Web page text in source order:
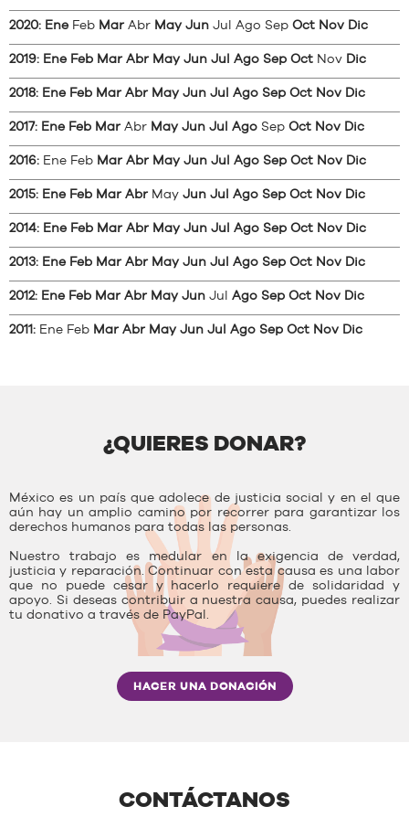
2020: Ene Feb Mar Abr May Jun Jul Ago Sep Oct Nov Dic
2019: Ene Feb Mar Abr May Jun Jul Ago Sep Oct Nov Dic
2018: Ene Feb Mar Abr May Jun Jul Ago Sep Oct Nov Dic
2017: Ene Feb Mar Abr May Jun Jul Ago Sep Oct Nov Dic
2016: Ene Feb Mar Abr May Jun Jul Ago Sep Oct Nov Dic
2015: Ene Feb Mar Abr May Jun Jul Ago Sep Oct Nov Dic
2014: Ene Feb Mar Abr May Jun Jul Ago Sep Oct Nov Dic
2013: Ene Feb Mar Abr May Jun Jul Ago Sep Oct Nov Dic
2012: Ene Feb Mar Abr May Jun Jul Ago Sep Oct Nov Dic
2011: Ene Feb Mar Abr May Jun Jul Ago Sep Oct Nov Dic
¿QUIERES DONAR?
México es un país que adolece de justicia social y en el que
aún hay un amplio camino por recorrer para garantizar los
derechos humanos para todas las personas.
Nuestro trabajo es medular en la exigencia de verdad,
justicia y reparación. Continuar con esta causa es una labor
que no puede cesar y hacerlo requiere de solidaridad y
apoyo. Si deseas contribuir a nuestra causa, puedes realizar
tu donativo a través de PayPal.
HACER UNA DONACIÓN
CONTÁCTANOS